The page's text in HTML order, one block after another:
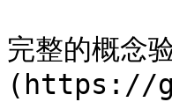
完整的概念
(https://